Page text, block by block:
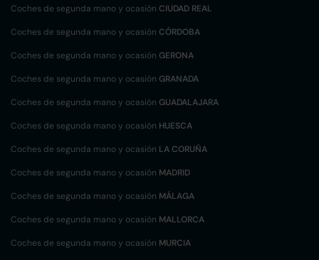
Coches de segunda mano y ocasión CIUDAD REAL
Coches de segunda mano y ocasión CÓRDOBA
Coches de segunda mano y ocasión GERONA
Coches de segunda mano y ocasión GRANADA
Coches de segunda mano y ocasión GUADALAJARA
Coches de segunda mano y ocasión HUESCA
Coches de segunda mano y ocasión LA CORUÑA
Coches de segunda mano y ocasión MADRID
Coches de segunda mano y ocasión MÁLAGA
Coches de segunda mano y ocasión MALLORCA
Coches de segunda mano y ocasión MURCIA